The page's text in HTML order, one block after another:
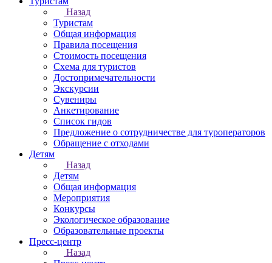
Назад
Туристам
Общая информация
Правила посещения
Стоимость посещения
Схема для туристов
Достопримечательности
Экскурсии
Сувениры
Анкетирование
Список гидов
Предложение о сотрудничестве для туроператоров
Обращение с отходами
Детям
Назад
Детям
Общая информация
Мероприятия
Конкурсы
Экологическое образование
Образовательные проекты
Пресс-центр
Назад